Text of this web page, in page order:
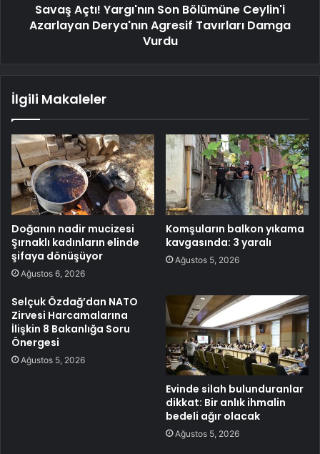
Savaş Açtı! Yargı'nın Son Bölümüne Ceylin'i
Azarlayan Derya'nın Agresif Tavırları Damga
Vurdu
İlgili Makaleler
Doğanın nadir mucizesi
Şırnaklı kadınların elinde
şifaya dönüşüyor
Ağustos 6, 2026
Komşuların balkon yıkama
kavgasında: 3 yaralı
Ağustos 5, 2026
Selçuk Özdağ’dan NATO
Zirvesi Harcamalarına
İlişkin 8 Bakanlığa Soru
Önergesi
Ağustos 5, 2026
Evinde silah bulunduranlar
dikkat: Bir anlık ihmalin
bedeli ağır olacak
Ağustos 5, 2026